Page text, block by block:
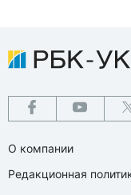
О компании
Редакционная